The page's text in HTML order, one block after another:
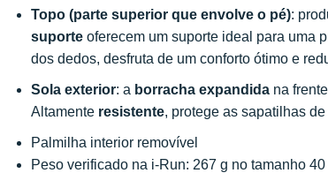
Topo (parte superior que envolve o pé):
suporte oferecem um suporte ideal para uma
dos dedos, desfruta de um conforto ótimo e
Sola exterior: a borracha expandida na
Altamente resistente, protege as sapatilhas
Palmilha interior removível
Peso verificado na i-Run: 267 g no tamanho 40